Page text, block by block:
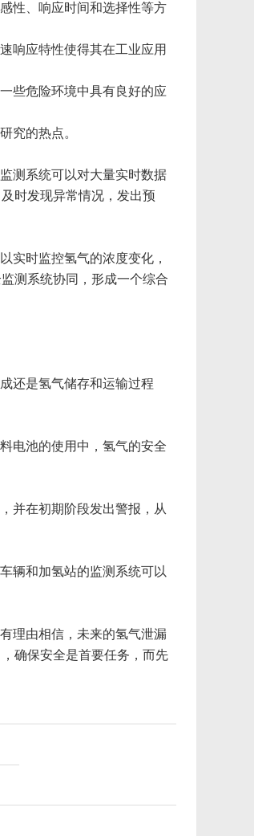
性、响应时间和选择性等方
响应特性使得其在工业应用
些危险环境中具有良好的应
究的热点。
测系统可以对大量实时数据
时发现异常情况，发出预
实时监控氢气的浓度变化，
测系统协同，形成一个综合
还是氢气储存和运输过程
电池的使用中，氢气的安全
并在初期阶段发出警报，从
辆和加氢站的监测系统可以
理由相信，未来的氢气泄漏
确保安全是首要任务，而先